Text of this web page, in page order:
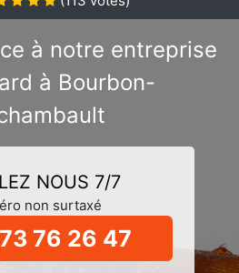
à notre entreprise
à Bourbon-
NOUS 7/7
non surtaxé
76 26 47